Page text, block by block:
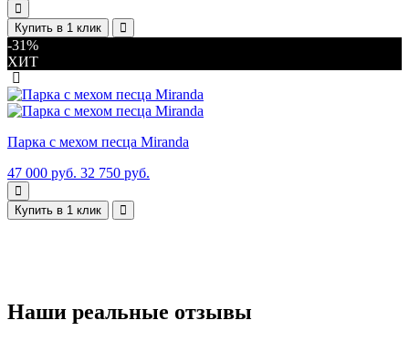
Купить в 1 клик
-31%
ХИТ
Парка с мехом песца Miranda
47 000 руб. 32 750 руб.
Купить в 1 клик
Наши реальные отзывы